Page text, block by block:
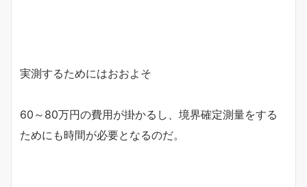
実測するためにはおおよそ
60～80万円の費用が掛かるし、境界確定測量をする
ためにも時間が必要となるのだ。